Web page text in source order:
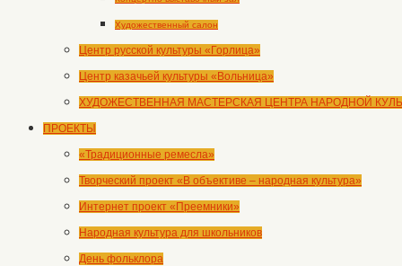
Художественный салон
Центр русской культуры «Горлица»
Центр казачьей культуры «Вольница»
ХУДОЖЕСТВЕННАЯ МАСТЕРСКАЯ ЦЕНТРА НАРОДНОЙ
ПРОЕКТЫ
«Традиционные ремесла»
Творческий проект «В объективе – народная культура»
Интернет проект «Преемники»
Народная культура для школьников
День фольклора